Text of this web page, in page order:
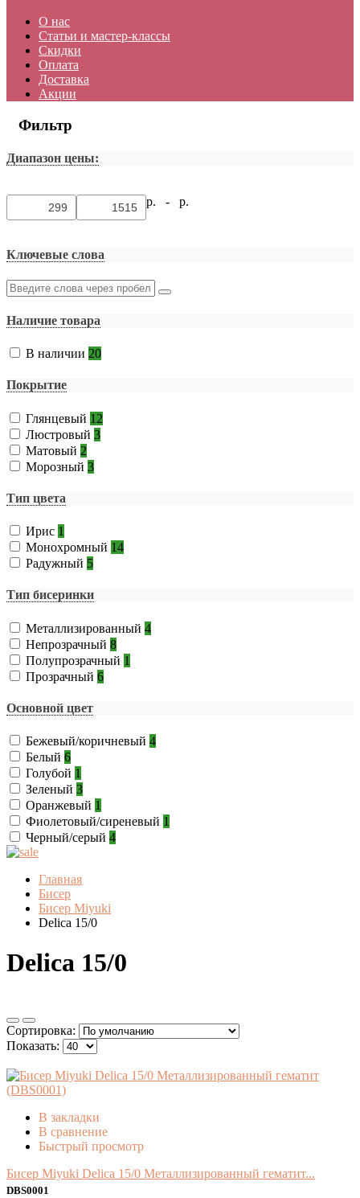
О нас
Статьи и мастер-классы
Скидки
Оплата
Доставка
Акции
Фильтр
Диапазон цены:
р. - р.
Ключевые слова
Наличие товара
В наличии 20
Покрытие
Глянцевый 12
Люстровый 3
Матовый 2
Морозный 3
Тип цвета
Ирис 1
Монохромный 14
Радужный 5
Тип бисеринки
Металлизированный 4
Непрозрачный 8
Полупрозрачный 1
Прозрачный 6
Основной цвет
Бежевый/коричневый 4
Белый 6
Голубой 1
Зеленый 3
Оранжевый 1
Фиолетовый/сиреневый 1
Черный/серый 4
Главная
Бисер
Бисер Miyuki
Delica 15/0
Delica 15/0
Сортировка:
Показать:
В закладки
В сравнение
Быстрый просмотр
Бисер Miyuki Delica 15/0 Металлизированный гематит...
DBS0001